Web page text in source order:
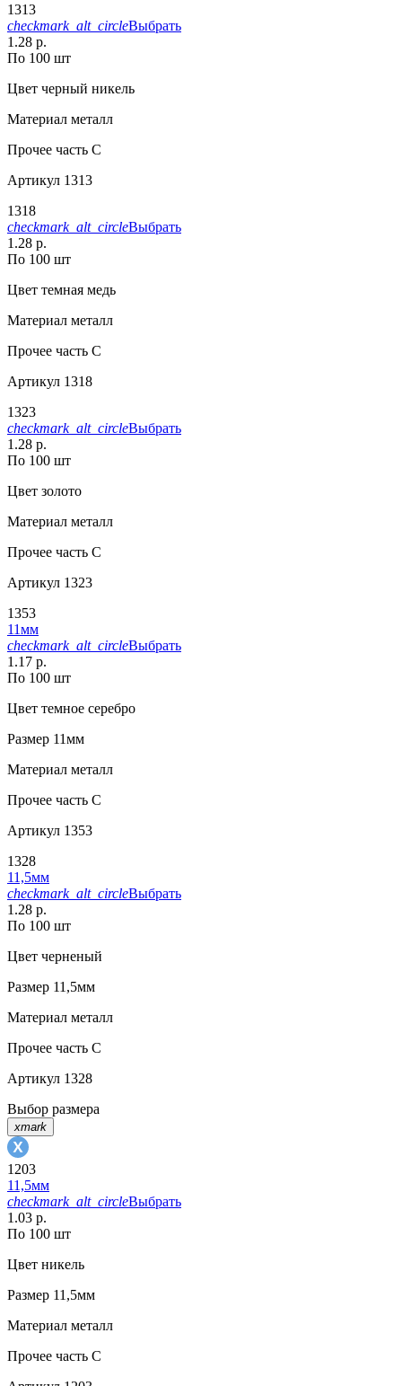
1313
checkmark_alt_circleВыбрать
1.28 р.
По 100 шт
Цвет черный никель
Материал металл
Прочее часть С
Артикул 1313
1318
checkmark_alt_circleВыбрать
1.28 р.
По 100 шт
Цвет темная медь
Материал металл
Прочее часть С
Артикул 1318
1323
checkmark_alt_circleВыбрать
1.28 р.
По 100 шт
Цвет золото
Материал металл
Прочее часть C
Артикул 1323
1353
11мм
checkmark_alt_circleВыбрать
1.17 р.
По 100 шт
Цвет темное серебро
Размер 11мм
Материал металл
Прочее часть C
Артикул 1353
1328
11,5мм
checkmark_alt_circleВыбрать
1.28 р.
По 100 шт
Цвет черненый
Размер 11,5мм
Материал металл
Прочее часть C
Артикул 1328
Выбор размера
xmark
1203
11,5мм
checkmark_alt_circleВыбрать
1.03 р.
По 100 шт
Цвет никель
Размер 11,5мм
Материал металл
Прочее часть С